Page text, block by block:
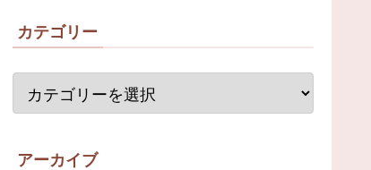
カテゴリー
アーカイブ